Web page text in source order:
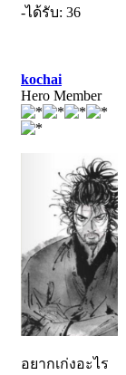
-ได้รับ: 36
kochai
Hero Member
อยากเก่งอะไร